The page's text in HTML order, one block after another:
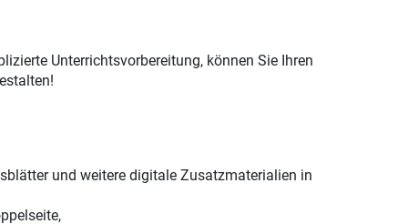
Unterrichtsvorbereitung, können Sie Ihren
und weitere digitale Zusatzmaterialien in